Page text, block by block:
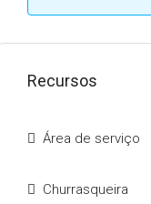
Recursos
Área de serviço
Churrasqueira